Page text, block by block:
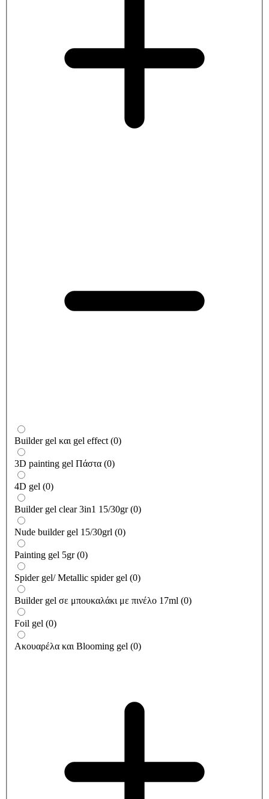
Builder gel και gel effect (0)
3D painting gel Πάστα (0)
4D gel (0)
Builder gel clear 3in1 15/30gr (0)
Nude builder gel 15/30grl (0)
Painting gel 5gr (0)
Spider gel/ Metallic spider gel (0)
Builder gel σε μπουκαλάκι με πινέλο 17ml (0)
Foil gel (0)
Ακουαρέλα και Blooming gel (0)